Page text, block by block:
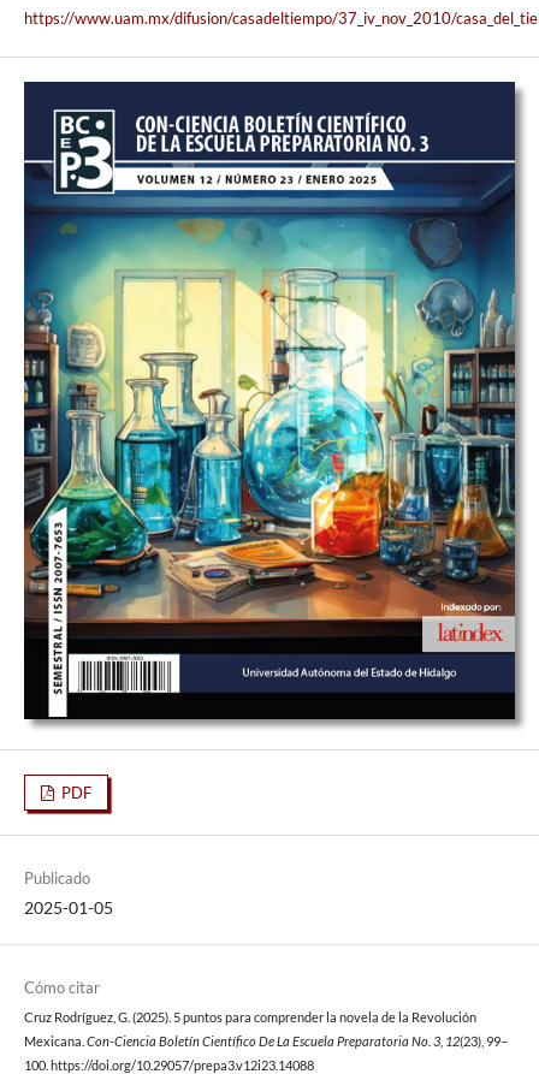
https://www.uam.mx/difusion/casadeltiempo/37_iv_nov_2010/
PDF
Publicado
2025-01-05
Cómo citar
Cruz Rodríguez, G. (2025). 5 puntos para comprender la novela de la Revolución
Mexicana. Con-Ciencia Boletín Científico De La Escuela Preparatoria No. 3, 12(23), 99–
100. https://doi.org/10.29057/prepa3.v12i23.14088